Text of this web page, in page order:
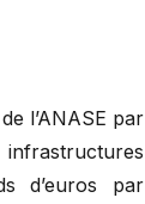
l’ANASE par
infrastructures
d’euros par